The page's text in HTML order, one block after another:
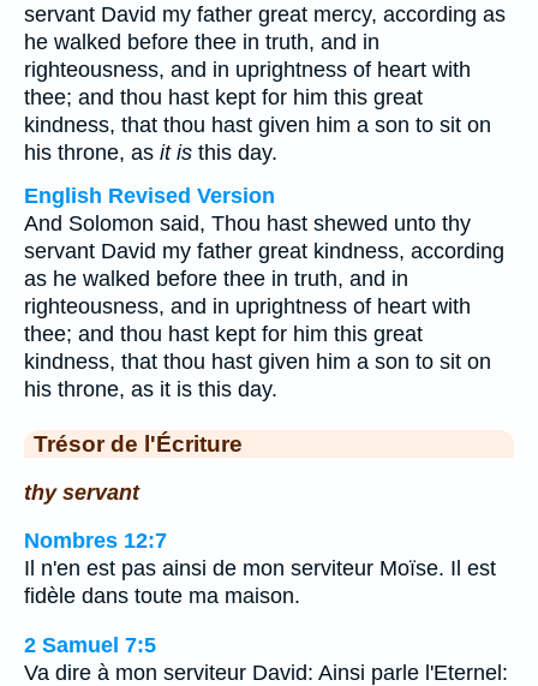
servant David my father great mercy, according as
he walked before thee in truth, and in
righteousness, and in uprightness of heart with
thee; and thou hast kept for him this great
kindness, that thou hast given him a son to sit on
his throne, as it is this day.
English Revised Version
And Solomon said, Thou hast shewed unto thy
servant David my father great kindness, according
as he walked before thee in truth, and in
righteousness, and in uprightness of heart with
thee; and thou hast kept for him this great
kindness, that thou hast given him a son to sit on
his throne, as it is this day.
Trésor de l'Écriture
thy servant
Nombres 12:7
Il n'en est pas ainsi de mon serviteur Moïse. Il est
fidèle dans toute ma maison.
2 Samuel 7:5
Va dire à mon serviteur David: Ainsi parle l'Eternel: